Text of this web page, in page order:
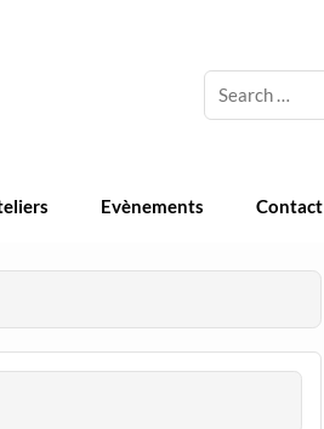
Evènements Contact